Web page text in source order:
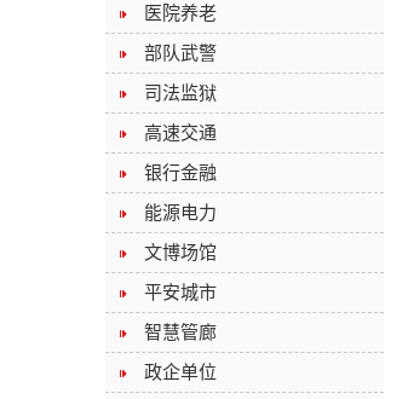
医院养老
部队武警
司法监狱
高速交通
银行金融
能源电力
文博场馆
平安城市
智慧管廊
政企单位